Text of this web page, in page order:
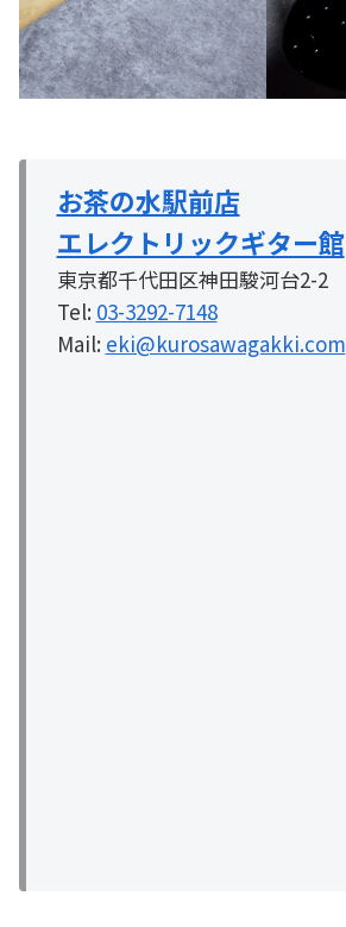
お茶の水駅前店
エレクトリックギター館
東京都千代田区神田駿河台2-2
Tel: 03-3292-7148
Mail: eki@kurosawagakki.com